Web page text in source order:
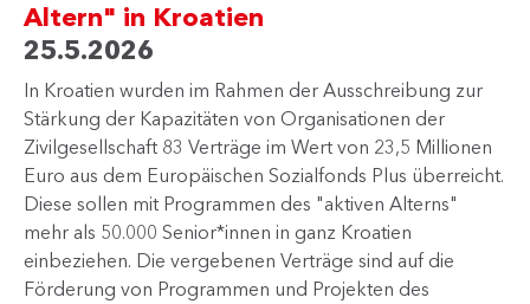
Altern" in Kroatien
25.5.2026
In Kroatien wurden im Rahmen der Ausschreibung zur
Stärkung der Kapazitäten von Organisationen der
Zivilgesellschaft 83 Verträge im Wert von 23,5 Millionen
Euro aus dem Europäischen Sozialfonds Plus überreicht.
Diese sollen mit Programmen des "aktiven Alterns"
mehr als 50.000 Senior*innen in ganz Kroatien
einbeziehen. Die vergebenen Verträge sind auf die
Förderung von Programmen und Projekten des